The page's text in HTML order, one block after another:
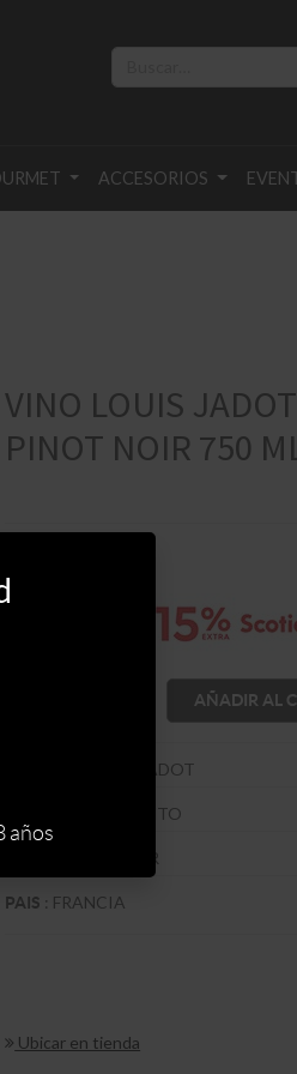
ACCESORIOS
VINO LOUIS
PINOT NOIR 750
AÑADIR AL
LOUIS JADOT
TINTO
PINOT NOIR
PAIS : FRANCIA
Ubicar en tienda
años